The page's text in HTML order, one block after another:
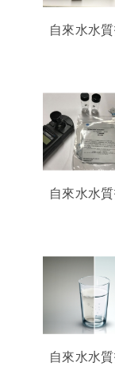
自來水水
自來水水
自來水水